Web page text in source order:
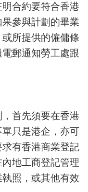
合約要符合香港
參與計劃的畢業
所提供的僱傭條
郵通知勞工處跟
首先須要在香港
只是港企，亦可
有香港商業登記
地工商登記管理
照，或其他有效